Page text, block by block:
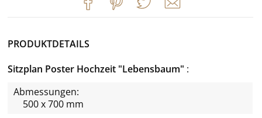
PRODUKTDETAILS
Sitzplan Poster Hochzeit "Lebensbaum"
Abmessungen:
500 x 700 mm